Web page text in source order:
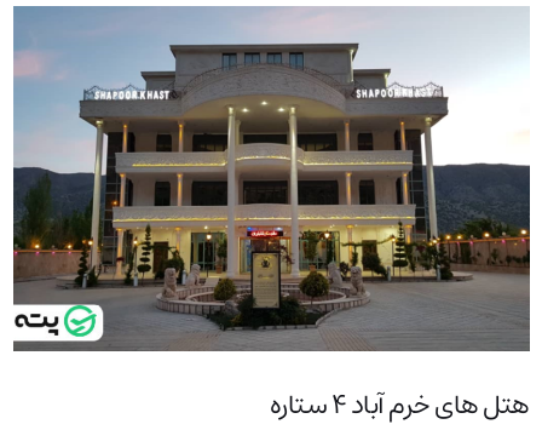
هتل‌ های خرم آباد ۴ ستاره